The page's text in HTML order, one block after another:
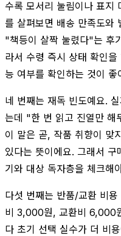
수록 모서리 눌림이나 표지
를 살펴보면 배송 만족도와
"책등이 살짝 눌렸다"는 후
라서 수령 즉시 상태 확인
능 여부를 확인하는 것이 좋
네 번째는 재독 빈도예요.
는데 "한 번 읽고 진열만 해
이 말은 곧, 작품 취향이 맞
있다는 뜻이에요. 그래서
기와 대상 독자층을 체크해
다섯 번째는 반품/교환 비
비 3,000원, 교환비 6,000
다 초기 선택 실수가 더 비